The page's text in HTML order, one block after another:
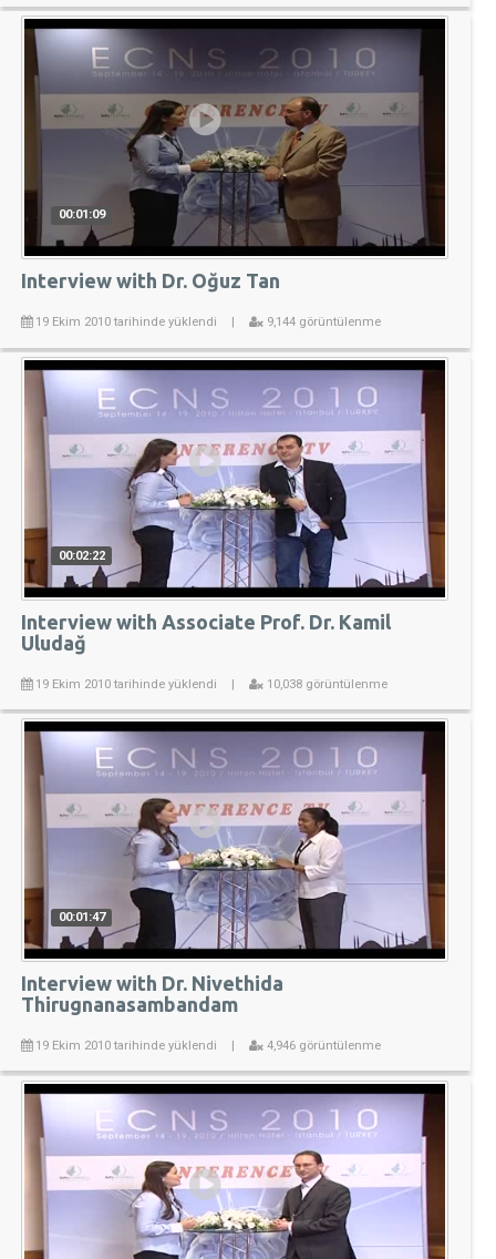
00:01:09
Interview with Dr. Oğuz Tan
19 Ekim 2010 tarihinde yüklendi 9,144 görüntülenme
00:02:22
Interview with Associate Prof. Dr. Kamil
Uludağ
19 Ekim 2010 tarihinde yüklendi | 10,038 görüntülenme
00:01:47
Interview with Dr. Nivethida
Thirugnanasambandam
19 Ekim 2010 tarihinde yüklendi 4,946 görüntülenme